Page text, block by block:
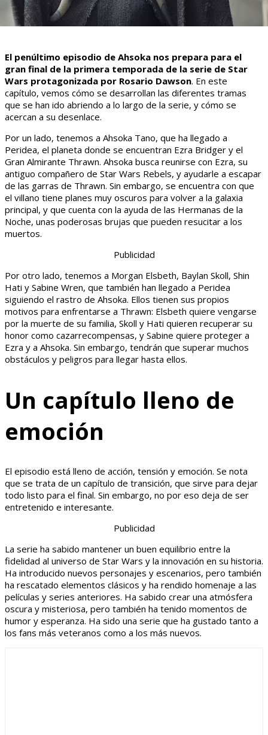
El penúltimo episodio de Ahsoka nos prepara para el
gran final de la primera temporada de la serie de Star
Wars protagonizada por Rosario Dawson. En este
capítulo, vemos cómo se desarrollan las diferentes tramas
que se han ido abriendo a lo largo de la serie, y cómo se
acercan a su desenlace.
Por un lado, tenemos a Ahsoka Tano, que ha llegado a
Peridea, el planeta donde se encuentran Ezra Bridger y el
Gran Almirante Thrawn. Ahsoka busca reunirse con Ezra, su
antiguo compañero de Star Wars Rebels, y ayudarle a escapar
de las garras de Thrawn. Sin embargo, se encuentra con que
el villano tiene planes muy oscuros para volver a la galaxia
principal, y que cuenta con la ayuda de las Hermanas de la
Noche, unas poderosas brujas que pueden resucitar a los
muertos.
Publicidad
Por otro lado, tenemos a Morgan Elsbeth, Baylan Skoll, Shin
Hati y Sabine Wren, que también han llegado a Peridea
siguiendo el rastro de Ahsoka. Ellos tienen sus propios
motivos para enfrentarse a Thrawn: Elsbeth quiere vengarse
por la muerte de su familia, Skoll y Hati quieren recuperar su
honor como cazarrecompensas, y Sabine quiere proteger a
Ezra y a Ahsoka. Sin embargo, tendrán que superar muchos
obstáculos y peligros para llegar hasta ellos.
Un capítulo lleno de
emoción
El episodio está lleno de acción, tensión y emoción. Se nota
que se trata de un capítulo de transición, que sirve para dejar
todo listo para el final. Sin embargo, no por eso deja de ser
entretenido e interesante.
Publicidad
La serie ha sabido mantener un buen equilibrio entre la
fidelidad al universo de Star Wars y la innovación en su historia.
Ha introducido nuevos personajes y escenarios, pero también
ha rescatado elementos clásicos y ha rendido homenaje a las
películas y series anteriores. Ha sabido crear una atmósfera
oscura y misteriosa, pero también ha tenido momentos de
humor y esperanza. Ha sido una serie que ha gustado tanto a
los fans más veteranos como a los más nuevos.